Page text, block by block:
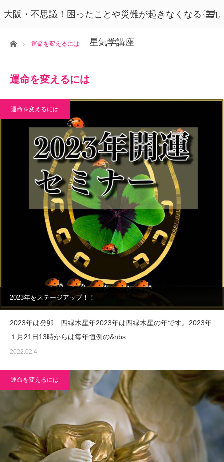
大阪・不思議！困ったことや災難が起きなくなる♡九
星気学講座
ホーム運命を変えるには
運命を変えるには
運命を変えるには
2023年をステージアップ！！
2023年は癸卯 四緑木星年2023年は四緑木星の年です。2023年
１月21日13時からは毎年恒例の&nbs…
2022.02.4
運命を変えるには